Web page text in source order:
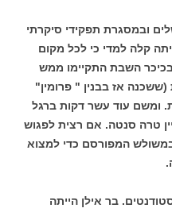
ובמסגרת תפקידי סיקרתי
קלה למדי כי לכל מקום
השבת התקיימו ממש
אז בבנין " פרומין"
ומשם עוד עשר דקות ברגל
טרה סנטה. אם רצית לפגוש
במשולש המפורסם כדי למצוא
בר אילן הייתה